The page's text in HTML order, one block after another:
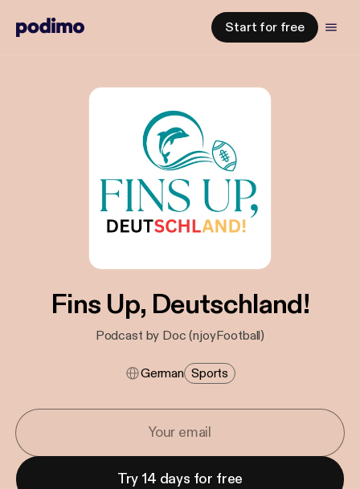
Start for free
Fins Up, Deutschland!
Podcast by Doc (njoyFootball)
German Sports
Try 14 days for free